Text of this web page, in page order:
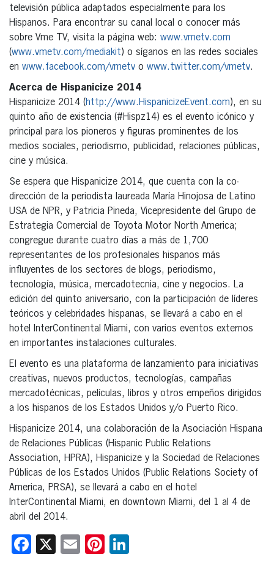
televisión pública adaptados especialmente para los
Hispanos. Para encontrar su canal local o conocer más
sobre Vme TV, visita la página web: www.vmetv.com
(www.vmetv.com/mediakit) o síganos en las redes sociales
en www.facebook.com/vmetv o www.twitter.com/vmetv.
Acerca de Hispanicize 2014
Hispanicize 2014 (http://www.HispanicizeEvent.com), en su
quinto año de existencia (#Hispz14) es el evento icónico y
principal para los pioneros y figuras prominentes de los
medios sociales, periodismo, publicidad, relaciones públicas,
cine y música.
Se espera que Hispanicize 2014, que cuenta con la co-
dirección de la periodista laureada María Hinojosa de Latino
USA de NPR, y Patricia Pineda, Vicepresidente del Grupo de
Estrategia Comercial de Toyota Motor North America;
congregue durante cuatro días a más de 1,700
representantes de los profesionales hispanos más
influyentes de los sectores de blogs, periodismo,
tecnología, música, mercadotecnia, cine y negocios. La
edición del quinto aniversario, con la participación de líderes
teóricos y celebridades hispanas, se llevará a cabo en el
hotel InterContinental Miami, con varios eventos externos
en importantes instalaciones culturales.
El evento es una plataforma de lanzamiento para iniciativas
creativas, nuevos productos, tecnologías, campañas
mercadotécnicas, películas, libros y otros empeños dirigidos
a los hispanos de los Estados Unidos y/o Puerto Rico.
Hispanicize 2014, una colaboración de la Asociación Hispana
de Relaciones Públicas (Hispanic Public Relations
Association, HPRA), Hispanicize y la Sociedad de Relaciones
Públicas de los Estados Unidos (Public Relations Society of
America, PRSA), se llevará a cabo en el hotel
InterContinental Miami, en downtown Miami, del 1 al 4 de
abril del 2014.
Facebook
X EmailPinterest